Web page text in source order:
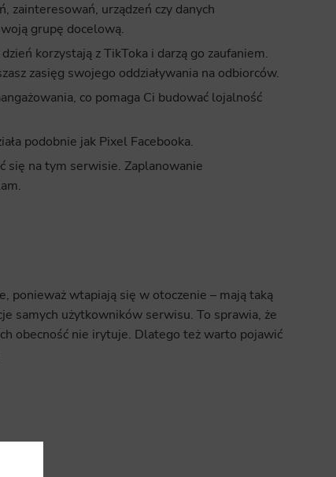
zainteresowań, urządzeń czy danych
grupę docelową.
korzystają z TikToka i darzą go zaufaniem.
zasięg swojego oddziaływania na odbiorców.
co pomaga Ci budować lojalność
podobnie jak Pixel Facebooka.
się na tym serwisie. Zaplanowanie
ponieważ wtapiają się w otoczenie – mają taką
samych użytkowników serwisu. To sprawia, że
obecność nie irytuje. Dlatego też warto pojawić